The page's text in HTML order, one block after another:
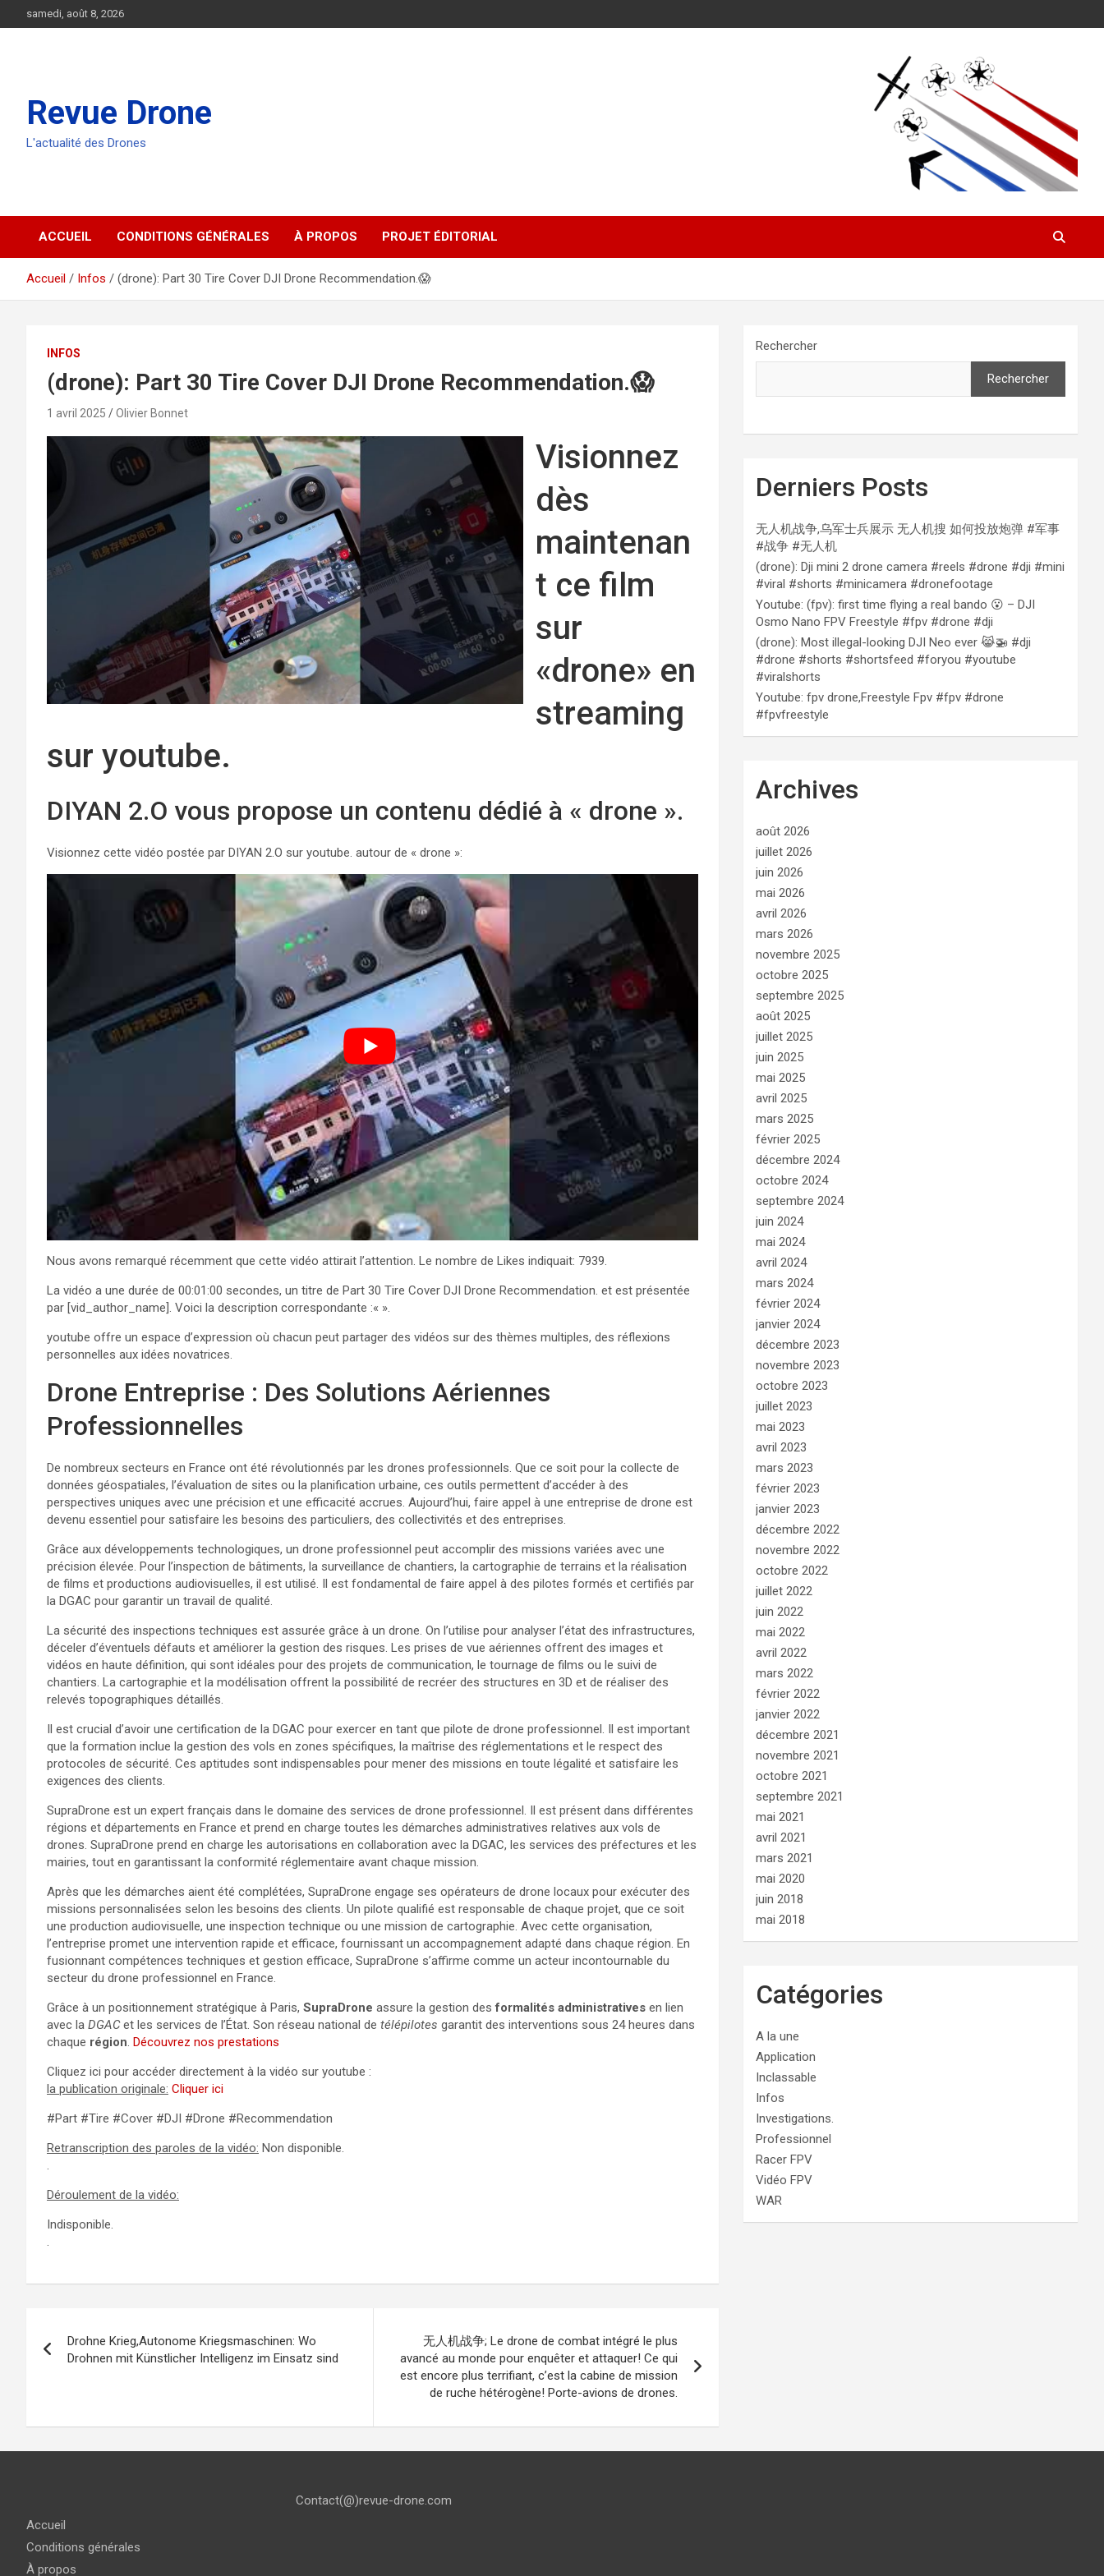
au
samedi, août 8, 2026
Revue Drone
L'actualité des Drones
ACCUEIL CONDITIONS GÉNÉRALES À PROPOS PROJET ÉDITORIAL
Accueil Infos (drone): Part 30 Tire Cover DJI Drone Recommendation.😱
INFOS
(drone): Part 30 Tire Cover DJI Drone Recommendation.😱
1 avril 2025 Olivier Bonnet
Visionnez
dès
maintenan
t ce film
sur
«drone» en
streaming
sur youtube.
DIYAN 2.O vous propose un contenu dédié à « drone ».
Visionnez cette vidéo postée par DIYAN 2.O sur youtube. autour de « drone »:
Nous avons remarqué récemment que cette vidéo attirait l’attention. Le nombre de Likes indiquait: 7939.
La vidéo a une durée de 00:01:00 secondes, un titre de Part 30 Tire Cover DJI Drone Recommendation. et est présentée
par [vid_author_name]. Voici la description correspondante :« ».
youtube offre un espace d’expression où chacun peut partager des vidéos sur des thèmes multiples, des réflexions
personnelles aux idées novatrices.
Drone Entreprise : Des Solutions Aériennes
Professionnelles
De nombreux secteurs en France ont été révolutionnés par les drones professionnels. Que ce soit pour la collecte de
données géospatiales, l’évaluation de sites ou la planification urbaine, ces outils permettent d’accéder à des
perspectives uniques avec une précision et une efficacité accrues. Aujourd’hui, faire appel à une entreprise de drone est
devenu essentiel pour satisfaire les besoins des particuliers, des collectivités et des entreprises.
Grâce aux développements technologiques, un drone professionnel peut accomplir des missions variées avec une
précision élevée. Pour l’inspection de bâtiments, la surveillance de chantiers, la cartographie de terrains et la réalisation
de films et productions audiovisuelles, il est utilisé. Il est fondamental de faire appel à des pilotes formés et certifiés par
la DGAC pour garantir un travail de qualité.
La sécurité des inspections techniques est assurée grâce à un drone. On l’utilise pour analyser l’état des infrastructures,
déceler d’éventuels défauts et améliorer la gestion des risques. Les prises de vue aériennes offrent des images et
vidéos en haute définition, qui sont idéales pour des projets de communication, le tournage de films ou le suivi de
chantiers. La cartographie et la modélisation offrent la possibilité de recréer des structures en 3D et de réaliser des
relevés topographiques détaillés.
Il est crucial d’avoir une certification de la DGAC pour exercer en tant que pilote de drone professionnel. Il est important
que la formation inclue la gestion des vols en zones spécifiques, la maîtrise des réglementations et le respect des
protocoles de sécurité. Ces aptitudes sont indispensables pour mener des missions en toute légalité et satisfaire les
exigences des clients.
SupraDrone est un expert français dans le domaine des services de drone professionnel. Il est présent dans différentes
régions et départements en France et prend en charge toutes les démarches administratives relatives aux vols de
drones. SupraDrone prend en charge les autorisations en collaboration avec la DGAC, les services des préfectures et les
mairies, tout en garantissant la conformité réglementaire avant chaque mission.
Après que les démarches aient été complétées, SupraDrone engage ses opérateurs de drone locaux pour exécuter des
missions personnalisées selon les besoins des clients. Un pilote qualifié est responsable de chaque projet, que ce soit
une production audiovisuelle, une inspection technique ou une mission de cartographie. Avec cette organisation,
l’entreprise promet une intervention rapide et efficace, fournissant un accompagnement adapté dans chaque région. En
fusionnant compétences techniques et gestion efficace, SupraDrone s’affirme comme un acteur incontournable du
secteur du drone professionnel en France.
Grâce à un positionnement stratégique à Paris, SupraDrone assure la gestion desformalités administratives en lien
avec la DGACet les services de l’État. Son réseau national de télépilotes garantit des interventions sous 24 heures dans
chaque région. Découvrez nos prestations
Cliquez ici pour accéder directement à la vidéo sur youtube :
la publication originale: Cliquer ici
#Part #Tire #Cover #DJI #Drone #Recommendation
Retranscription des paroles de la vidéo: Non disponible.
.
Déroulement de la vidéo:
Indisponible.
.
de
Drohne Krieg,Autonome Kriegsmaschinen: Wo
Drohnen mit Künstlicher Intelligenz im Einsatz sind
无人机战争; Le drone de combat intégré le plus
avancé au monde pour enquêter et attaquer! Ce qui
est encore plus terrifiant, c’est la cabine de mission
de ruche hétérogène! Porte-avions de drones.
Rechercher
Rechercher
Derniers Posts
无人机战争,乌军士兵展示 无人机搜 如何投放炮弹 #军事
#战争 #无人机
(drone): Dji mini 2 drone camera #reels #drone #dji #mini
#viral #shorts #minicamera #dronefootage
Youtube: (fpv): first time flying a real bando 😮 – DJI
Osmo Nano FPV Freestyle #fpv #drone #dji
(drone): Most illegal-looking DJI Neo ever 😹🚁 #dji
#drone #shorts #shortsfeed #foryou #youtube
#viralshorts
Youtube: fpv drone,Freestyle Fpv #fpv #drone
#fpvfreestyle
Archives
août 2026
juillet 2026
juin 2026
mai 2026
avril 2026
mars 2026
novembre 2025
octobre 2025
septembre 2025
août 2025
juillet 2025
juin 2025
mai 2025
avril 2025
mars 2025
février 2025
décembre 2024
octobre 2024
septembre 2024
juin 2024
mai 2024
avril 2024
mars 2024
février 2024
janvier 2024
décembre 2023
novembre 2023
octobre 2023
juillet 2023
mai 2023
avril 2023
mars 2023
février 2023
janvier 2023
décembre 2022
novembre 2022
octobre 2022
juillet 2022
juin 2022
mai 2022
avril 2022
mars 2022
février 2022
janvier 2022
décembre 2021
novembre 2021
octobre 2021
septembre 2021
mai 2021
avril 2021
mars 2021
mai 2020
juin 2018
mai 2018
Catégories
A la une
Application
Inclassable
Infos
Investigations.
Professionnel
Racer FPV
Vidéo FPV
WAR
Accueil
Conditions générales
À propos
Contact(@)revue-drone.com